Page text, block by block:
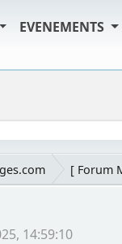
EVENEMENTS
[ Forum
14:59:10